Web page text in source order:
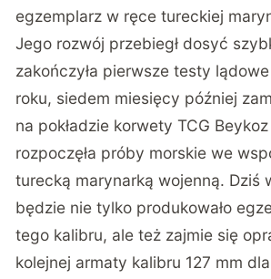
egzemplarz w ręce tureckiej
Jego rozwój przebiegł dosyć
zakończyła pierwsze testy
roku, siedem miesięcy później
na pokładzie korwety TCG
rozpoczęła próby morskie we
turecką marynarką wojenną. Dziś
będzie nie tylko produkowało
tego kalibru, ale też zajmie się
kolejnej armaty kalibru 127 mm